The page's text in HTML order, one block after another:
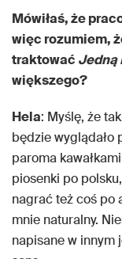
Mówiłaś, że
więc rozumiem,
traktować Jedną
większego?
Hela: Myślę, że
będzie wyglądało
paroma
piosenki po
nagrać też coś po
mnie naturalny.
napisane w innym